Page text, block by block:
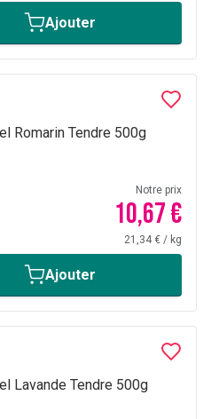
Ajouter
Romarin Tendre 500g
Notre prix
10,67 €
21,34 € / kg
Ajouter
Lavande Tendre 500g